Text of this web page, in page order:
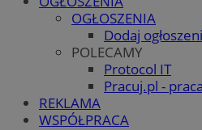
OGŁOSZENIA
Dodaj
POLECAMY
Protocol IT
Pracuj.pl -
REKLAMA
WSPÓŁPRACA